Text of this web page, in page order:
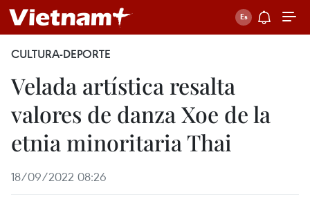
CULTURA-DEPORTE
Velada artística resalta
valores de danza Xoe de la
etnia minoritaria Thai
18/09/2022 08:26